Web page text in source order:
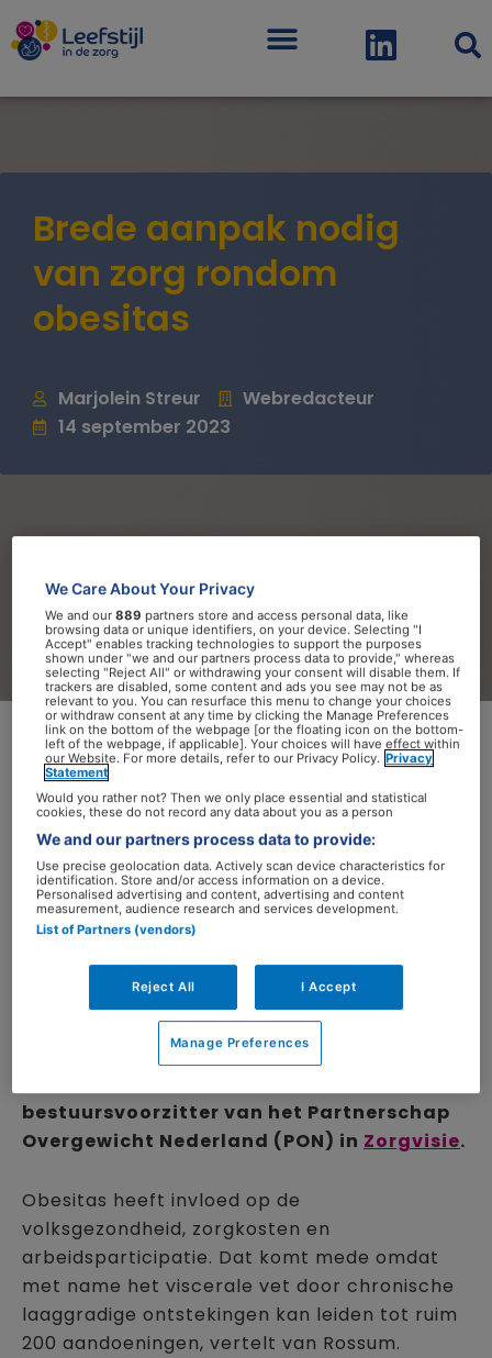
Menu
Brede aanpak nodig
van zorg rondom
obesitas
Marjolein Streur
Webredacteur
14 september 2023
Een aanpak waarbij meerdere
zorgverleners met elkaar samenwerken,
zou effectief kunnen zijn in de behandeling
bij overgewicht en obesitas. “Diabetes
type 2, hoge bloeddruk en depressie zijn
vaak het gevolg van het zieke buikvet en
worden allemaal los behandeld. Het
nieuwe advies is dan ook: pak eerst
obesitas aan, dat is de sleutel in de
aanpak van vele gezondheidsproblemen”,
vertelt Liesbeth van Rossum, hoogleraar
bestuursvoorzitter van het Partnerschap
Overgewicht Nederland (PON) in Zorgvisie.
Obesitas heeft invloed op de
volksgezondheid, zorgkosten en
arbeidsparticipatie. Dat komt mede omdat
met name het viscerale vet door chronische
laaggradige ontstekingen kan leiden tot ruim
200 aandoeningen, vertelt van Rossum.
We Care About Your Privacy
We and our889 partners store and access personal data, like
browsing data or unique identifiers, on your device. Selecting "I
Accept" enables tracking technologies to support the purposes
shown under "we and our partners process data to provide," whereas
selecting "Reject All" or withdrawing your consent will disable them. If
trackers are disabled, some content and ads you see may not be as
relevant to you. You can resurface this menu to change your choices
or withdraw consent at any time by clicking the Manage Preferences
link on the bottom of the webpage [or the floating icon on the bottom-
left of the webpage, if applicable]. Your choices will have effect within
our Website. For more details, refer to our Privacy Policy. Privacy
Statement
Would you rather not? Then we only place essential and statistical
cookies, these do not record any data about you as a person
We and our partners process data to provide:
Use precise geolocation data. Actively scan device characteristics for
identification. Store and/or access information on a device.
Personalised advertising and content, advertising and content
measurement, audience research and services development.
List of Partners (vendors)
Reject All I Accept
Manage Preferences